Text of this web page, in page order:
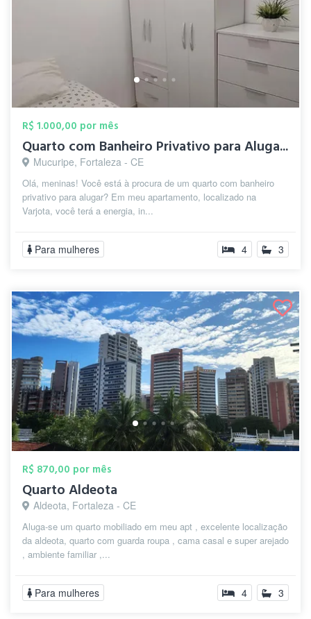
R$ 1.000,00 por mês
Quarto com Banheiro Privativo para Aluga...
Mucuripe, Fortaleza - CE
Olá, meninas! Você está à procura de um quarto com banheiro
privativo para alugar? Em meu apartamento, localizado na
Varjota, você terá a energia, in...
Para mulheres 4 3
R$ 870,00 por mês
Quarto Aldeota
Aldeota, Fortaleza - CE
Aluga-se um quarto mobiliado em meu apt , excelente localização
da aldeota, quarto com guarda roupa , cama casal e super arejado
, ambiente familiar ,...
Para mulheres 4 3